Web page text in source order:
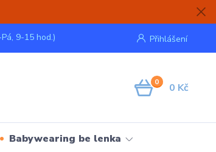
Přihlášení
Pá, 9-15 hod.)
0 0 Kč
Babywearing be lenka